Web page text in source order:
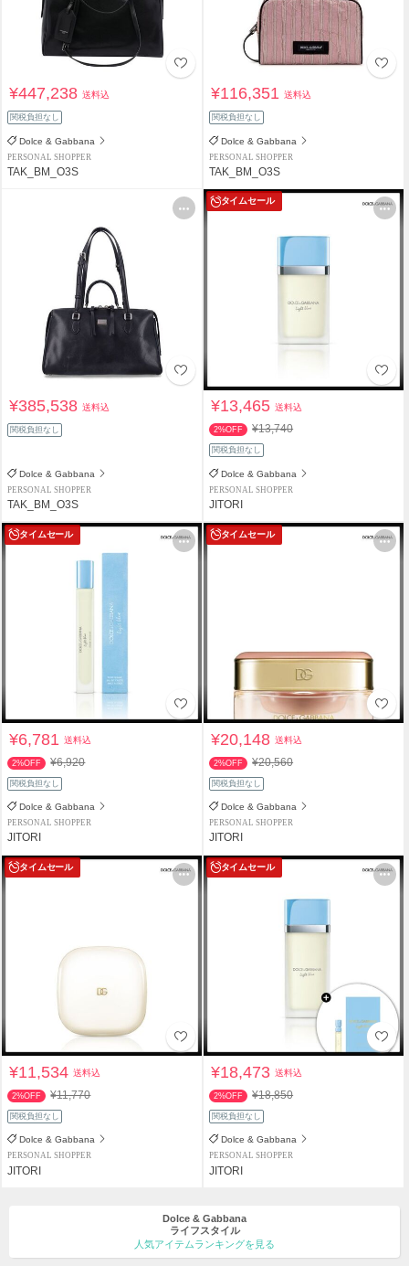
¥447,238送料込
関税負担なし
Dolce & Gabbana
PERSONAL SHOPPER
TAK_BM_O3S
¥116,351送料込
関税負担なし
Dolce & Gabbana
PERSONAL SHOPPER
TAK_BM_O3S
¥385,538送料込
関税負担なし
Dolce & Gabbana
PERSONAL SHOPPER
TAK_BM_O3S
タイムセール
¥13,465送料込
2%OFF ¥13,740
関税負担なし
Dolce & Gabbana
PERSONAL SHOPPER
JITORI
タイムセール
¥6,781送料込
2%OFF ¥6,920
関税負担なし
Dolce & Gabbana
PERSONAL SHOPPER
JITORI
タイムセール
¥20,148送料込
2%OFF ¥20,560
関税負担なし
Dolce & Gabbana
PERSONAL SHOPPER
JITORI
タイムセール
¥11,534送料込
2%OFF ¥11,770
関税負担なし
Dolce & Gabbana
PERSONAL SHOPPER
JITORI
タイムセール
¥18,473送料込
2%OFF ¥18,850
関税負担なし
Dolce & Gabbana
PERSONAL SHOPPER
JITORI
Dolce & Gabbana
ライフスタイル
人気アイテムランキングを見る